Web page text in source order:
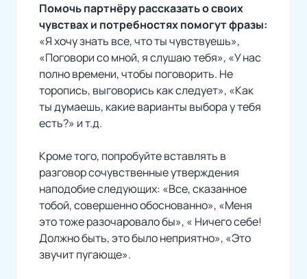
Помочь партнёру рассказать о своих
чувствах и потребностях помогут фразы:
«Я хочу знать все, что ты чувствуешь»,
«Поговори со мной, я слушаю тебя», «У нас
полно времени, чтобы поговорить. Не
торопись, выговорись как следует», «Как
ты думаешь, какие варианты выбора у тебя
есть?» и т.д.
Кроме того, попробуйте вставлять в
разговор сочувственные утверждения
наподобие следующих: «Все, сказанное
тобой, совершенно обоснованно», «Меня
это тоже разочаровало бы», « Ничего себе!
Должно быть, это было неприятно», «Это
звучит пугающе».